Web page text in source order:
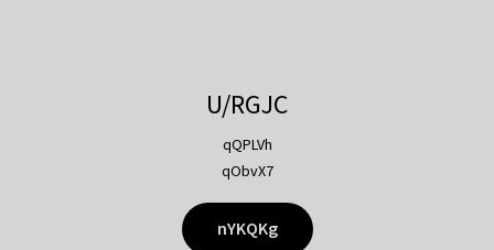
U/RGJC
qQPLVh
qObvX7
nYKQKg